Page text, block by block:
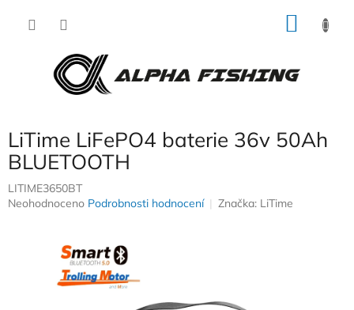
LiTime LiFePO4 baterie 36v 50Ah
BLUETOOTH
LITIME3650BT
Průměrné
Neohodnoceno Podrobnosti hodnocení Značka: LiTime